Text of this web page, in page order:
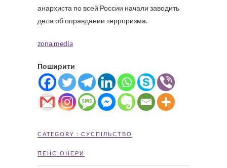
анархиста по всей России начали заводить
дела об оправдании терроризма.
zona.media
Поширити
CATEGORY : СУСПІЛЬСТВО
ПЕНСІОНЕРИ